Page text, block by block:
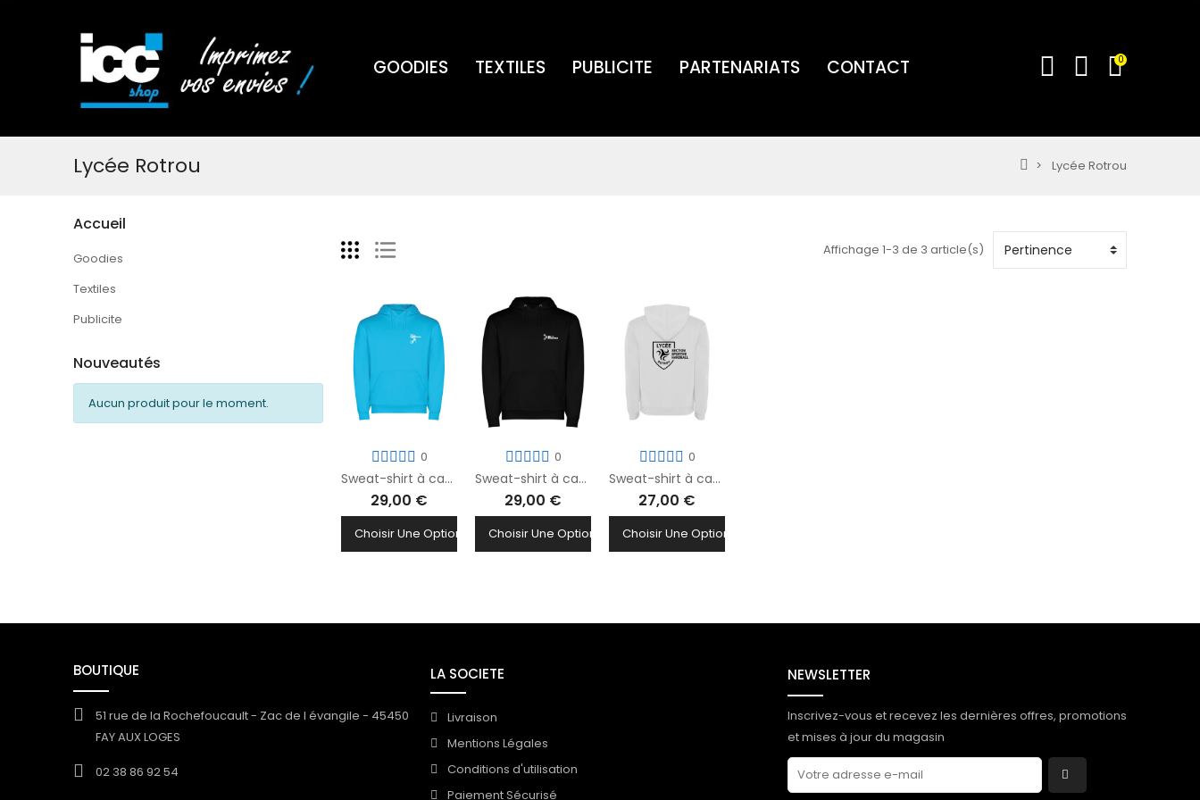
GOODIES TEXTILES PUBLICITE PARTENARIATS CONTACT 0
Lycée Rotrou Lycée Rotrou
Accueil
Goodies
Textiles
Publicite
Nouveautés
Aucun produit pour le moment.
Affichage 1-3 de 3 article(s)
0
Sweat-shirt à capuche Option EPS Rotrou
29,00 €
Choisir Une Option
0
Sweat-shirt à capuche EPPCS Rotrou
29,00 €
Choisir Une Option
0
Sweat-shirt à capuche Section Hand Rotrou
27,00 €
Choisir Une Option
BOUTIQUE
51 rue de la Rochefoucault - Zac de l évangile - 45450
FAY AUX LOGES
02 38 86 92 54
LA SOCIETE
Livraison
Mentions Légales
Conditions d'utilisation
Paiement Sécurisé
NEWSLETTER
Inscrivez-vous et recevez les dernières offres, promotions
et mises à jour du magasin